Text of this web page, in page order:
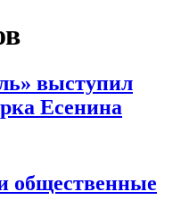
выступил
Есенина
общественные